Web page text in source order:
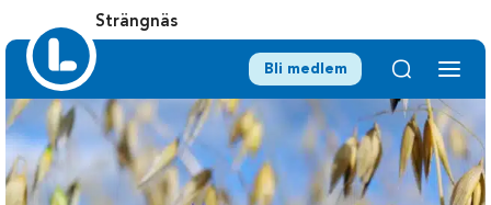
Strängnäs
Bli medlem